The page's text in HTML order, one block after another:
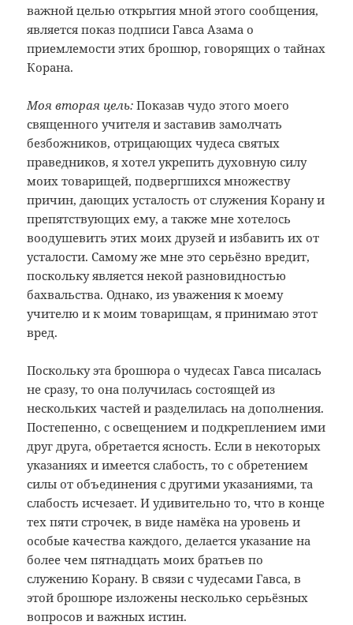
важной целью открытия мной этого сообщения,
является показ подписи Гавса Азама о
приемлемости этих брошюр, говорящих о тайнах
Корана.
Моя вторая цель: Показав чудо этого моего
священного учителя и заставив замолчать
безбожников, отрицающих чудеса святых
праведников, я хотел укрепить духовную силу
моих товарищей, подвергшихся множеству
причин, дающих усталость от служения Корану и
препятствующих ему, а также мне хотелось
воодушевить этих моих друзей и избавить их от
усталости. Самому же мне это серьёзно вредит,
поскольку является некой разновидностью
бахвальства. Однако, из уважения к моему
учителю и к моим товарищам, я принимаю этот
вред.
Поскольку эта брошюра о чудесах Гавса писалась
не сразу, то она получилась состоящей из
нескольких частей и разделилась на дополнения.
Постепенно, с освещением и подкреплением ими
друг друга, обретается ясность. Если в некоторых
указаниях и имеется слабость, то с обретением
силы от объединения с другими указаниями, та
слабость исчезает. И удивительно то, что в конце
тех пяти строчек, в виде намёка на уровень и
особые качества каждого, делается указание на
более чем пятнадцать моих братьев по
служению Корану. В связи с чудесами Гавса, в
этой брошюре изложены несколько серьёзных
вопросов и важных истин.